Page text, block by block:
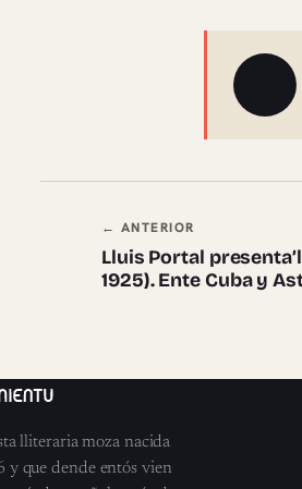
Navegación
← ANTERIOR
Lluis Portal
1925). Ente Cuba y
lliteraria moza nacida
que dende entós vien